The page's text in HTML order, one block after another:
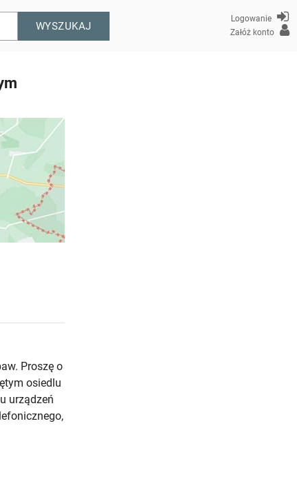
WYSZUKAJ
Logowanie
Załóż konto
Proszę o
osiedlu
urządzeń